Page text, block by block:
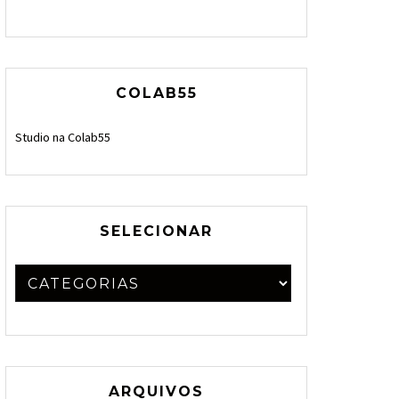
COLAB55
Studio na Colab55
SELECIONAR
ARQUIVOS